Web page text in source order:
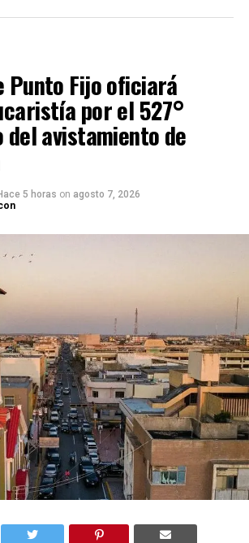
Punto Fijo oficiará
por el 527°
avistamiento de
5 horas on agosto 7, 2026